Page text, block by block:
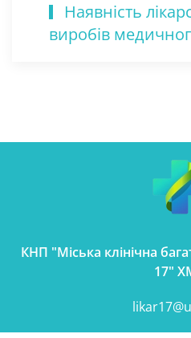
Наявність
виробів
КНП "Міська клінічна
17"